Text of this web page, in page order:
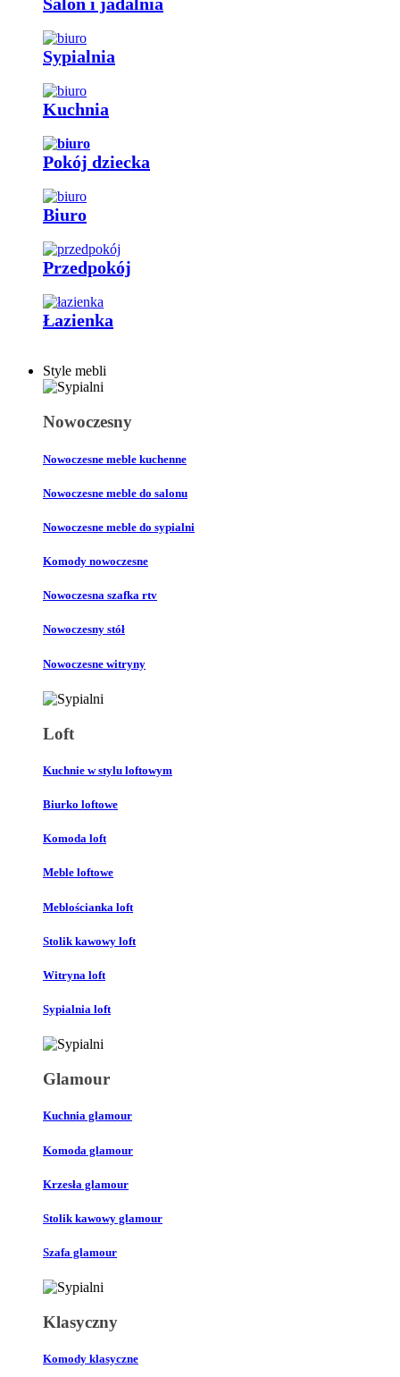
Sypialnia
Kuchnia
Pokój dziecka
Biuro
Przedpokój
Łazienka
Style mebli
Nowoczesny
Nowoczesne meble kuchenne
Nowoczesne meble do salonu
Nowoczesne meble do sypialni
Komody nowoczesne
Nowoczesna szafka rtv
Nowoczesny stół
Nowoczesne witryny
Loft
Kuchnie w stylu loftowym
Biurko loftowe
Komoda loft
Meble loftowe
Meblościanka loft
Stolik kawowy loft
Witryna loft
Sypialnia loft
Glamour
Kuchnia glamour
Komoda glamour
Krzesła glamour
Stolik kawowy glamour
Szafa glamour
Klasyczny
Komody klasyczne